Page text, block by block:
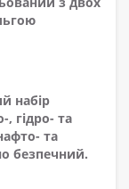
набір
гідро- та
та
безпечний.